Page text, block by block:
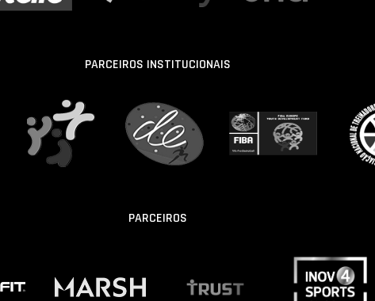
PARCEIROS INSTITUCIONAIS
PARCEIROS